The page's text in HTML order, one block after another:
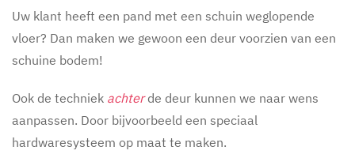
Uw klant heeft een pand met een schuin weglopende
vloer? Dan maken we gewoon een deur voorzien van een
schuine bodem!
Ook de techniek achter de deur kunnen we naar wens
aanpassen. Door bijvoorbeeld een speciaal
hardwaresysteem op maat te maken.